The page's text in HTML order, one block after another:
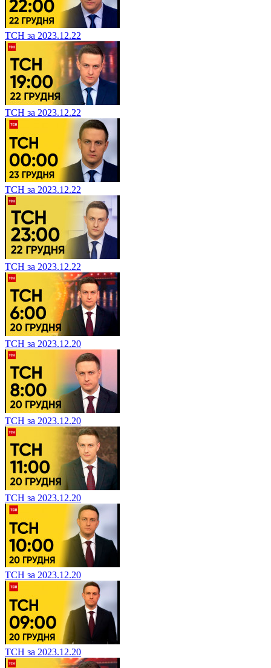
ТСН за 2023.12.22
ТСН за 2023.12.22
ТСН за 2023.12.22
ТСН за 2023.12.22
ТСН за 2023.12.20
ТСН за 2023.12.20
ТСН за 2023.12.20
ТСН за 2023.12.20
ТСН за 2023.12.20